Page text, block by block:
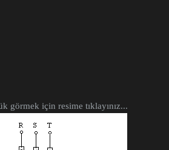
görmek için resime tıklayınız...